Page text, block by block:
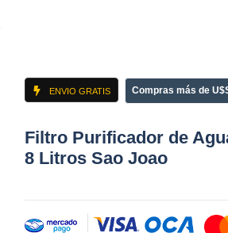
ENVIO GRATIS Compras más de
Filtro Purificador de
8 Litros Sao Joao